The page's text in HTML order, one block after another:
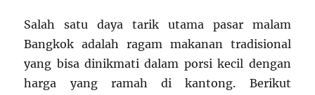
Salah satu daya tarik utama pasar malam
Bangkok adalah ragam makanan tradisional
yang bisa dinikmati dalam porsi kecil dengan
harga yang ramah di kantong. Berikut